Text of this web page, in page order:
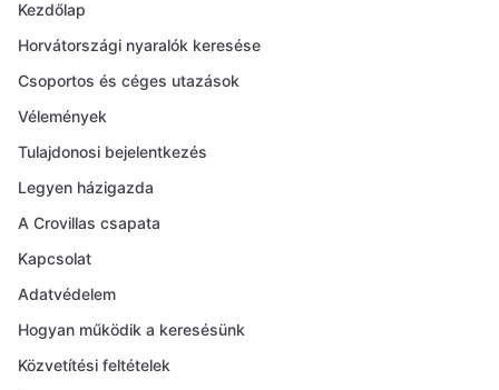
Kezdőlap
Horvátországi nyaralók keresése
Csoportos és céges utazások
Vélemények
Tulajdonosi bejelentkezés
Legyen házigazda
A Crovillas csapata
Kapcsolat
Adatvédelem
Hogyan működik a keresésünk
Közvetítési feltételek